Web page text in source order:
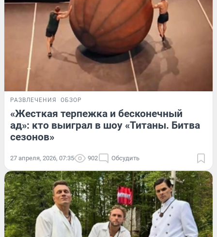
РАЗВЛЕЧЕНИЯ ОБЗОР
«Жесткая терпежка и бесконечный
ад»: кто выиграл в шоу «Титаны. Битва
сезонов»
27 апреля, 2026, 07:35 902 Обсудить